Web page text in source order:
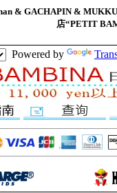
& GACHAPIN &
店“PETIT
Powered by